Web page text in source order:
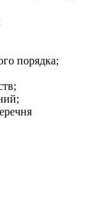
порядка;